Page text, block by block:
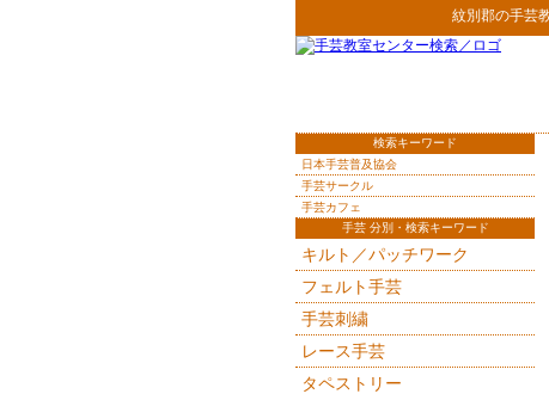
紋別郡の手芸
検索キーワード
日本手芸普及協会
手芸サークル
手芸カフェ
手芸 分別・検索キーワード
キルト／パッチワーク
フェルト手芸
手芸刺繍
レース手芸
タペストリー